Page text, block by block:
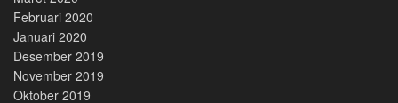
Februari 2020
Januari 2020
Desember 2019
November 2019
Oktober 2019